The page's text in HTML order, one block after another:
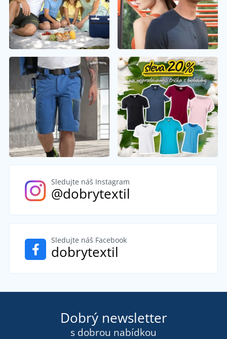
Sledujte náš Instagram
@dobrytextil
Sledujte náš Facebook
dobrytextil
Dobrý newsletter
s dobrou nabídkou